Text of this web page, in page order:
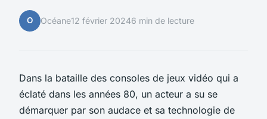
O Océane12 février 20246 min de lecture
Dans la bataille des consoles de jeux vidéo qui a
éclaté dans les années 80, un acteur a su se
démarquer par son audace et sa technologie de